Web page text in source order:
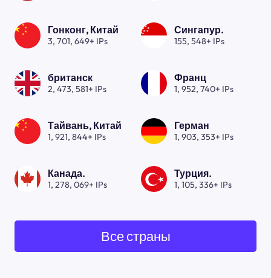
Гонконг, Китай
3, 701, 649+ IPs
Сингапур.
155, 548+ IPs
британск
2, 473, 581+ IPs
Франц
1, 952, 740+ IPs
Тайвань, Китай
1, 921, 844+ IPs
Герман
1, 903, 353+ IPs
Канада.
1, 278, 069+ IPs
Турция.
1, 105, 336+ IPs
Все страны